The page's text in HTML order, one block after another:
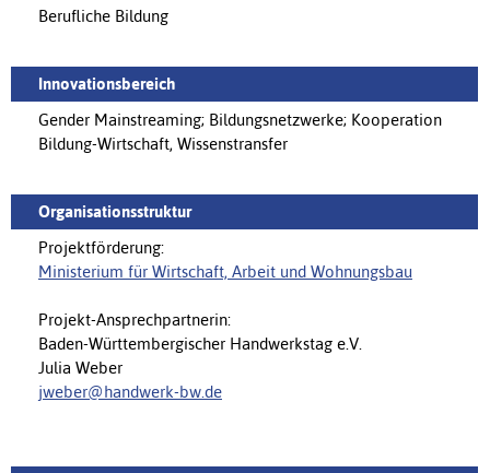
Berufliche Bildung
Innovationsbereich
Gender Mainstreaming; Bildungsnetzwerke; Kooperation
Bildung-Wirtschaft, Wissenstransfer
Organisationsstruktur
Projektförderung:
Ministerium für Wirtschaft, Arbeit und Wohnungsbau
Projekt-Ansprechpartnerin:
Baden-Württembergischer Handwerkstag e.V.
Julia Weber
jweber@handwerk-bw.de